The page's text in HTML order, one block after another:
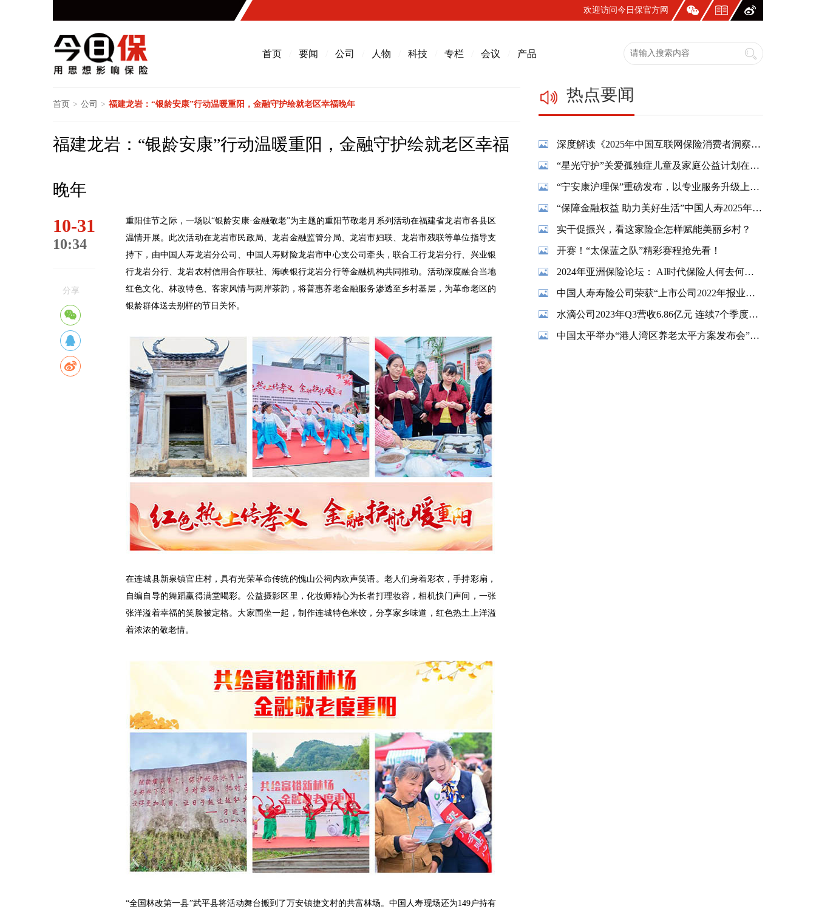
欢迎访问今日保官方网
首页 要闻 公司 人物 科技 专栏 会议 产品
首页 > 公司 > 福建龙岩：“银龄安康”行动温暖重阳，金融守护绘就老区幸福晚年
福建龙岩：“银龄安康”行动温暖重阳，金融守护绘就老区幸福
晚年
10-31
10:34
分享
重阳佳节之际，一场以“银龄安康·金融敬老”为主题的重阳节敬老月系列活动在福建省龙岩市各县区
温情开展。此次活动在龙岩市民政局、龙岩金融监管分局、龙岩市妇联、龙岩市残联等单位指导支
持下，由中国人寿龙岩分公司、中国人寿财险龙岩市中心支公司牵头，联合工行龙岩分行、兴业银
行龙岩分行、龙岩农村信用合作联社、海峡银行龙岩分行等金融机构共同推动。活动深度融合当地
红色文化、林改特色、客家风情与两岸茶韵，将普惠养老金融服务渗透至乡村基层，为革命老区的
银龄群体送去别样的节日关怀。
在连城县新泉镇官庄村，具有光荣革命传统的愧山公祠内欢声笑语。老人们身着彩衣，手持彩扇，
自编自导的舞蹈赢得满堂喝彩。公益摄影区里，化妆师精心为长者打理妆容，相机快门声间，一张
张洋溢着幸福的笑脸被定格。大家围坐一起，制作连城特色米饺，分享家乡味道，红色热土上洋溢
着浓浓的敬老情。
“全国林改第一县”武平县将活动舞台搬到了万安镇捷文村的共富林场。中国人寿现场还为149户持有
热点要闻
深度解读《2025年中国互联网保险消费者洞察报告》：一张保单，照见国人生活新模样
“星光守护”关爱孤独症儿童及家庭公益计划在蓉温情启幕
“宁安康沪理保”重磅发布，以专业服务升级上海市民养老保障
“保障金融权益 助力美好生活”中国人寿2025年金融教育宣传周活动精彩纷呈
实干促振兴，看这家险企怎样赋能美丽乡村？
开赛！“太保蓝之队”精彩赛程抢先看！
2024年亚洲保险论坛： AI时代保险人何去何从？
中国人寿寿险公司荣获“上市公司2022年报业绩说明会最佳实践”奖项
水滴公司2023年Q3营收6.86亿元 连续7个季度实现盈利
中国太平举办“港人湾区养老太平方案发布会”暨“香港金融交易及服务有限公司揭牌仪式”